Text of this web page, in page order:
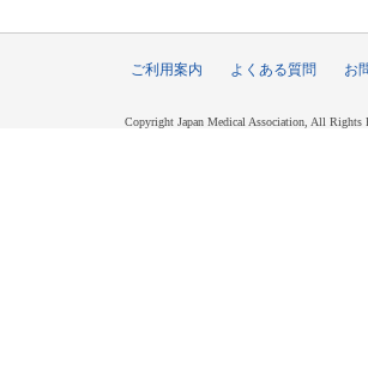
ご利用案内 よくある質問 お
Copyright Japan Medical Association, All Rights